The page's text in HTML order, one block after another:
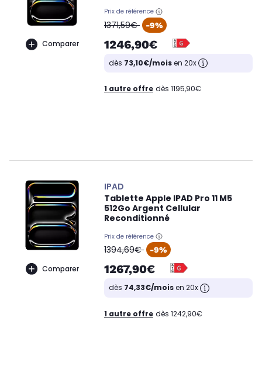
Comparer
Prix de référence
oldPrice
1371,59€ -9%
1246,90€
dès 73,10€/moisen 20x
1 autre offre dès 1195,90€
Comparer
IPAD
Tablette Apple IPAD Pro 11 M5
512Go Argent Cellular
Reconditionné
Prix de référence
oldPrice
1394,69€ -9%
1267,90€
dès 74,33€/moisen 20x
1 autre offre dès 1242,90€